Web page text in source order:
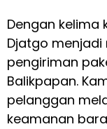
Dengan kelima
Djatgo
pengiriman
Balikpapan.
pelanggan
keamanan